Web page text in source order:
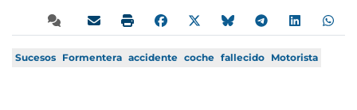
Sucesos Formentera accidente coche fallecido Motorista